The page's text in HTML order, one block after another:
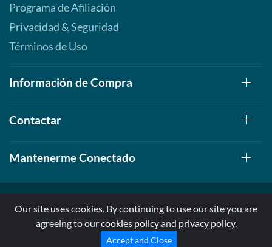
Programa de Afiliación
Privacidad & Seguridad
Términos de Uso
Información de Compra
Contactar
Mantenerme Conectado
© 1999-2026, AllStarHealth.com | All Rights Reserved
* Estas declaraciones no han sido evaluadas por la FDA
Our site uses cookies. By continuing to use our site you are
agreeing to ourcookies policyand privacy policy.
Accept and Close